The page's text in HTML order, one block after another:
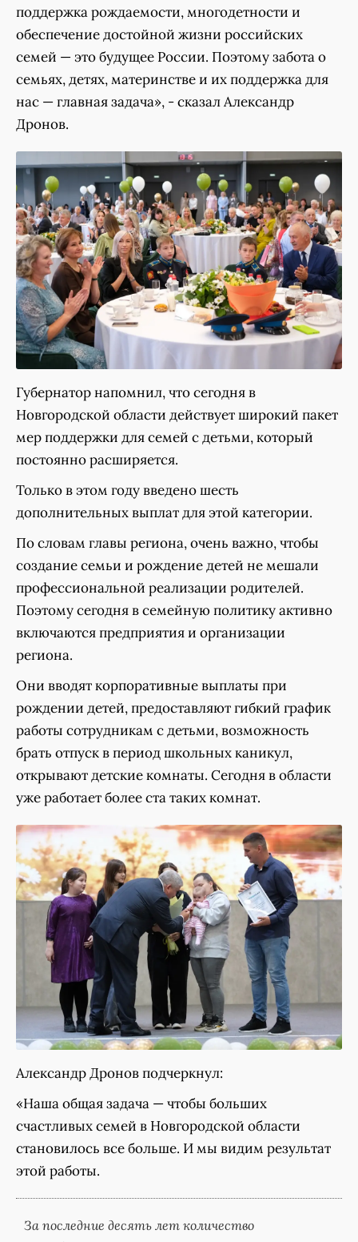
поддержка рождаемости, многодетности и
обеспечение достойной жизни российских
семей — это будущее России. Поэтому забота о
семьях, детях, материнстве и их поддержка для
нас — главная задача», - сказал Александр
Дронов.
Губернатор напомнил, что сегодня в
Новгородской области действует широкий пакет
мер поддержки для семей с детьми, который
постоянно расширяется.
Только в этом году введено шесть
дополнительных выплат для этой категории.
По словам главы региона, очень важно, чтобы
создание семьи и рождение детей не мешали
профессиональной реализации родителей.
Поэтому сегодня в семейную политику активно
включаются предприятия и организации
региона.
Они вводят корпоративные выплаты при
рождении детей, предоставляют гибкий график
работы сотрудникам с детьми, возможность
брать отпуск в период школьных каникул,
открывают детские комнаты. Сегодня в области
уже работает более ста таких комнат.
Александр Дронов подчеркнул:
«Наша общая задача — чтобы больших
счастливых семей в Новгородской области
становилось все больше. И мы видим результат
этой работы.
За последние десять лет количество